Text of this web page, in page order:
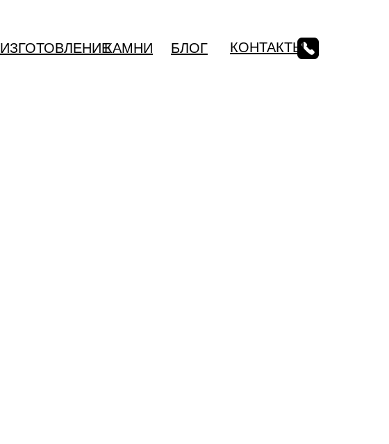
ИЗГОТОВЛЕНИЕКАМНИ БЛОГ КОНТАКТЫ